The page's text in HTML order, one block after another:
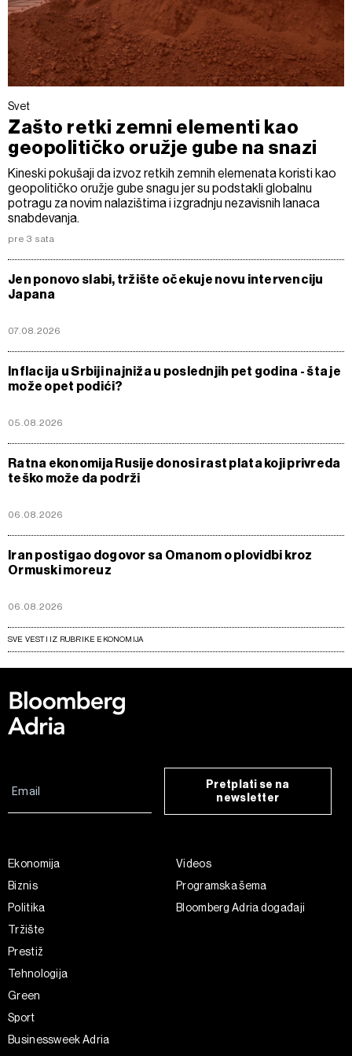
Svet
Zašto retki zemni elementi kao
geopolitičko oružje gube na snazi
Kineski pokušaji da izvoz retkih zemnih elemenata koristi kao
geopolitičko oružje gube snagu jer su podstakli globalnu
potragu za novim nalazištima i izgradnju nezavisnih lanaca
snabdevanja.
pre 3 sata
Jen ponovo slabi, tržište očekuje novu intervenciju
Japana
07.08.2026
Inflacija u Srbiji najniža u poslednjih pet godina - šta je
može opet podići?
05.08.2026
Ratna ekonomija Rusije donosi rast plata koji privreda
teško može da podrži
06.08.2026
Iran postigao dogovor sa Omanom o plovidbi kroz
Ormuski moreuz
06.08.2026
SVE VESTI IZ RUBRIKE EKONOMIJA
Pretplati se na
newsletter
Ekonomija
Biznis
Politika
Tržište
Prestiž
Tehnologija
Green
Sport
Businessweek Adria
Videos
Programska šema
Bloomberg Adria događaji